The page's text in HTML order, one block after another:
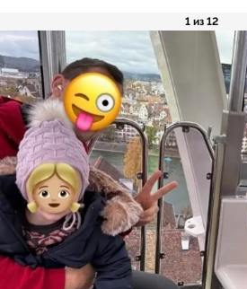
1 из 12